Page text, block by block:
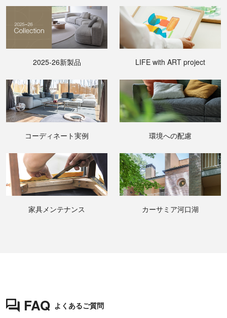
2025-26新製品 LIFE with ART project
コーディネート実例 環境への配慮
家具メンテナンス カーサミア河口湖
FAQ よくあるご質問